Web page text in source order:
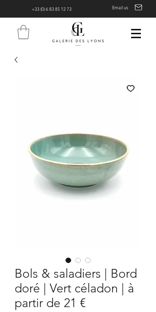
+33 (0) 6 83 85 12 73 Email us
Bols & saladiers | Bord
doré | Vert céladon | à
partir de 21 €